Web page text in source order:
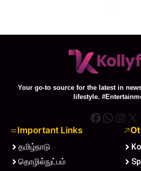
Your go-to source for the latest in
lifestyle.
Facebook
X
Important Links
தமிழ்நாடு
தொழில்நுட்பம்